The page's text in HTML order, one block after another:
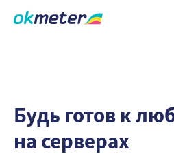
Будь готов к
на серверах